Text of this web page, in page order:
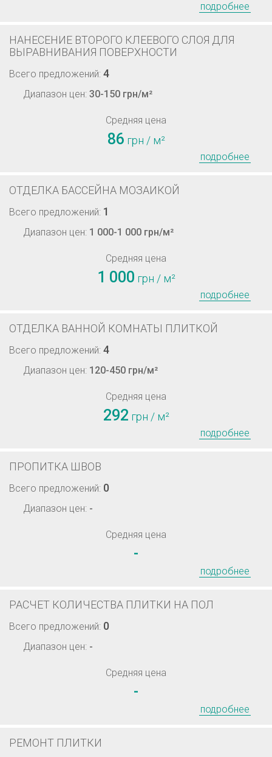
подробнее
НАНЕСЕНИЕ ВТОРОГО КЛЕЕВОГО СЛОЯ ДЛЯ
ВЫРАВНИВАНИЯ ПОВЕРХНОСТИ
Всего предложений: 4
Диапазон цен: 30-150 грн/м²
Средняя цена
86 грн / м²
подробнее
ОТДЕЛКА БАССЕЙНА МОЗАИКОЙ
Всего предложений: 1
Диапазон цен: 1 000-1 000 грн/м²
Средняя цена
1 000 грн / м²
подробнее
ОТДЕЛКА ВАННОЙ КОМНАТЫ ПЛИТКОЙ
Всего предложений: 4
Диапазон цен: 120-450 грн/м²
Средняя цена
292 грн / м²
подробнее
ПРОПИТКА ШВОВ
Всего предложений: 0
Диапазон цен: -
Средняя цена
-
подробнее
РАСЧЕТ КОЛИЧЕСТВА ПЛИТКИ НА ПОЛ
Всего предложений: 0
Диапазон цен: -
Средняя цена
-
подробнее
РЕМОНТ ПЛИТКИ